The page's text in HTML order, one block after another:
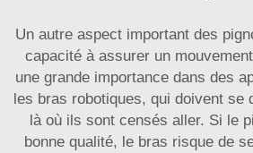
Un autre aspect important des
capacité à assurer un
une grande importance dans des
les bras robotiques, qui doivent se
là où ils sont censés aller. Si le
bonne qualité, le bras risque de